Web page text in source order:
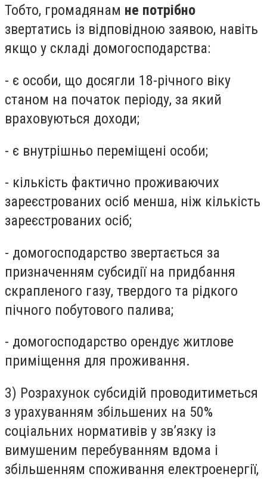
Тобто, громадянам не потрібно
звертатись із відповідною заявою, навіть
якщо у складі домогосподарства:
- є особи, що досягли 18-річного віку
станом на початок періоду, за який
враховуються доходи;
- є внутрішньо переміщені особи;
- кількість фактично проживаючих
зареєстрованих осіб менша, ніж кількість
зареєстрованих осіб;
- домогосподарство звертається за
призначенням субсидії на придбання
скрапленого газу, твердого та рідкого
пічного побутового палива;
- домогосподарство орендує житлове
приміщення для проживання.
3) Розрахунок субсидій проводитиметься
з урахуванням збільшених на 50%
соціальних нормативів у зв’язку із
вимушеним перебуванням вдома і
збільшенням споживання електроенергії,